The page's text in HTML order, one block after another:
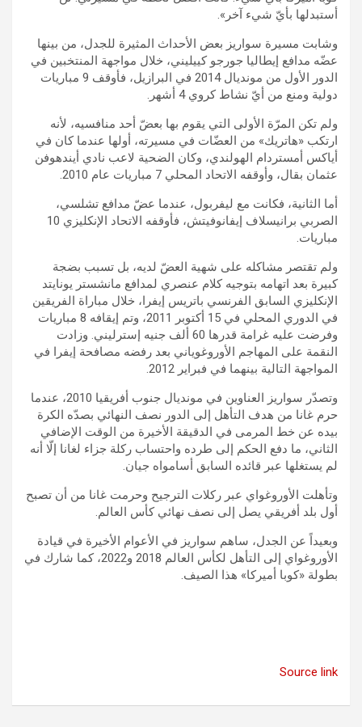
أستبدلها بأيّ شيء آخر».
وشابت مسيرة سواريز بعض الأحداث المثيرة للجدل، من بينها
عضّه مدافع إيطاليا جورجو كييليني، خلال مواجهة المنتخبين في
الدور الأول من مونديال 2014 في البرازيل، فأوقف 9 مباريات
دولية ومنع من أيّ نشاط كروي 4 أشهر.
ولم تكن المرّة الأولى التي يقوم بها بعضّ أحد منافسيه، لأنه
ارتكب «هاتريك» من العضّات في مسيرته، أولها عندما كان في
أياكس أمستردام الهولندي، وكان الضحية لاعب نادي أيندهوفن
عثمان بقال، وأوقفه الاتحاد المحلي 7 مباريات عام 2010.
أما الثانية، فكانت مع ليفربول، عندما عضّ مدافع تشلسي،
الصربي برانيسلاف إيفانوفيتش، فأوقفه الاتحاد الإنكليزي 10
مباريات.
ولم تقتصر مشاكله على شهية العضّ لديه، بل تسبب بضجة
كبيرة بعد اتهامه بتوجيه كلام عنصري لمدافع مانشستر يونايتد
الإنكليزي السابق الفرنسي باتريس إيفرا، خلال مباراة الفريقين
في الدوري المحلي في 15 أكتوبر 2011، وتم إيقافه 8 مباريات
وفرضت عليه غرامة قدرها 60 ألف جنيه إسترليني. وزادت
النقمة على المهاجم الأوروغوياني بعد رفضه مصافحة إيفرا في
المواجهة التالية بينهما في فبراير 2012.
وتصدّر سواريز العناوين في مونديال جنوب أفريقيا 2010، عندما
حرم غانا من هدف التأهل إلى الدور نصف النهائي بصدّه الكرة
بيده عن خط المرمى في الدقيقة الأخيرة من الوقت الإضافي
الثاني، ما دفع الحكم إلى طرده واحتساب ركلة جزاء لغانا إلّا أنه
لم يستغلها عبر قائده السابق أسامواه جيان.
وتأهلت الأوروغواي عبر ركلات الترجيح وحرمت غانا من أن تصبح
أول بلد أفريقي يصل إلى نصف نهائي كأس العالم.
وبعيداً عن الجدل، ساهم سواريز في الأعوام الأخيرة في قيادة
الأوروغواي إلى التأهل لكأس العالم 2018 و2022، كما شارك في
بطولة «كوبا أميركا» هذا الصيف.
Source link